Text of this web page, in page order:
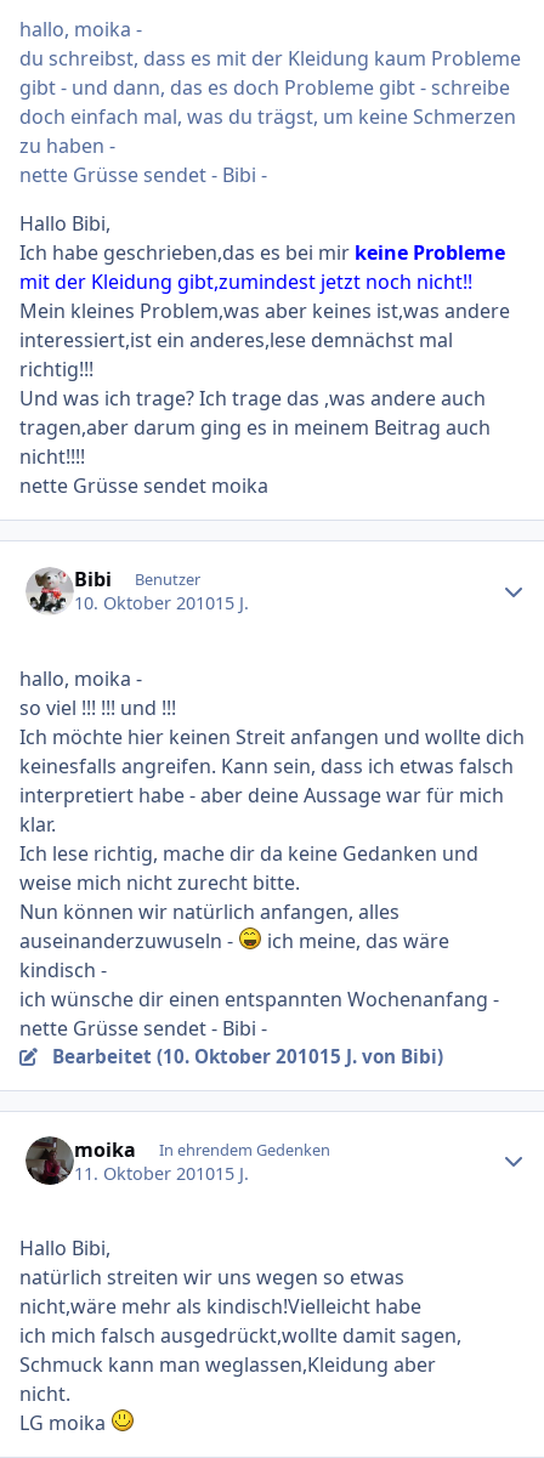
hallo, moika -
du schreibst, dass es mit der Kleidung kaum Probleme
gibt - und dann, das es doch Probleme gibt - schreibe
doch einfach mal, was du trägst, um keine Schmerzen
zu haben -
nette Grüsse sendet - Bibi -
Hallo Bibi,
Ich habe geschrieben,das es bei mir keine Probleme
mit der Kleidung gibt,zumindest jetzt noch nicht!!
Mein kleines Problem,was aber keines ist,was andere
interessiert,ist ein anderes,lese demnächst mal
richtig!!!
Und was ich trage? Ich trage das ,was andere auch
tragen,aber darum ging es in meinem Beitrag auch
nicht!!!!
nette Grüsse sendet moika
Bibi Benutzer
10. Oktober 201015 J.
hallo, moika -
so viel !!! !!! und !!!
Ich möchte hier keinen Streit anfangen und wollte dich
keinesfalls angreifen. Kann sein, dass ich etwas falsch
interpretiert habe - aber deine Aussage war für mich
klar.
Ich lese richtig, mache dir da keine Gedanken und
weise mich nicht zurecht bitte.
Nun können wir natürlich anfangen, alles
auseinanderzuwuseln -
ich meine, das wäre
kindisch -
ich wünsche dir einen entspannten Wochenanfang -
nette Grüsse sendet - Bibi -
Bearbeitet (10. Oktober 201015 J.von Bibi)
moika In ehrendem Gedenken
11. Oktober 201015 J.
Hallo Bibi,
natürlich streiten wir uns wegen so etwas
nicht,wäre mehr als kindisch!Vielleicht habe
ich mich falsch ausgedrückt,wollte damit sagen,
Schmuck kann man weglassen,Kleidung aber
nicht.
LG moika